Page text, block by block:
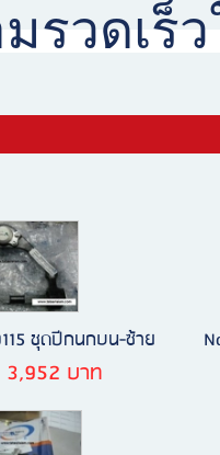
รวดเร็
ชุดปีกนกบน-ซ้าย
3,952 บาท